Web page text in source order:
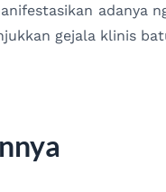
adanya
gejala klinis